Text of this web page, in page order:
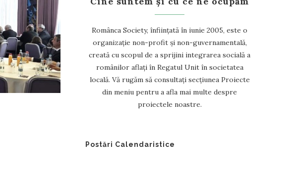
Românca Society, înființată în iunie 2005, este o
organizație non-profit și non-guvernamentală,
creată cu scopul de a sprijini integrarea socială a
românilor aflați în Regatul Unit în societatea
locală. Vă rugăm să consultați secțiunea Proiecte
din meniu pentru a afla mai multe despre
proiectele noastre.
Postări Calendaristice